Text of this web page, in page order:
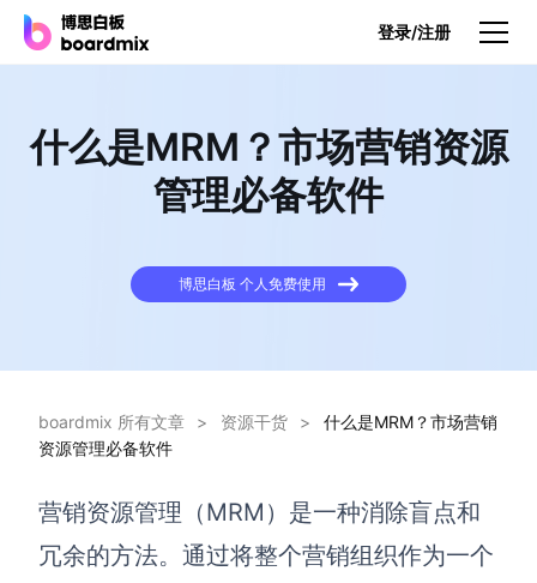
登录/注册
产品
博思白板
博思白板SDK
博思白板离线版
博思设计
一体化产品设计工具
什么是MRM？市场营销资源
管理必备软件
博思白板 个人免费使用
boardmix 所有文章 > 资源干货 >
什么是MRM？市场营销
资源管理必备软件
营销资源管理（MRM）是一种消除盲点和
冗余的方法。通过将整个营销组织作为一个